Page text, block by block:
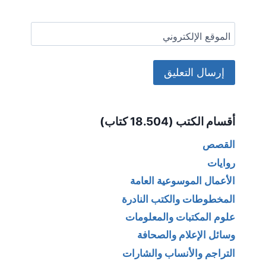
الموقع الإلكتروني
أقسام الكتب (18.504 كتاب)
القصص
روايات
الأعمال الموسوعية العامة
المخطوطات والكتب النادرة
علوم المكتبات والمعلومات
وسائل الإعلام والصحافة
التراجم والأنساب والشارات